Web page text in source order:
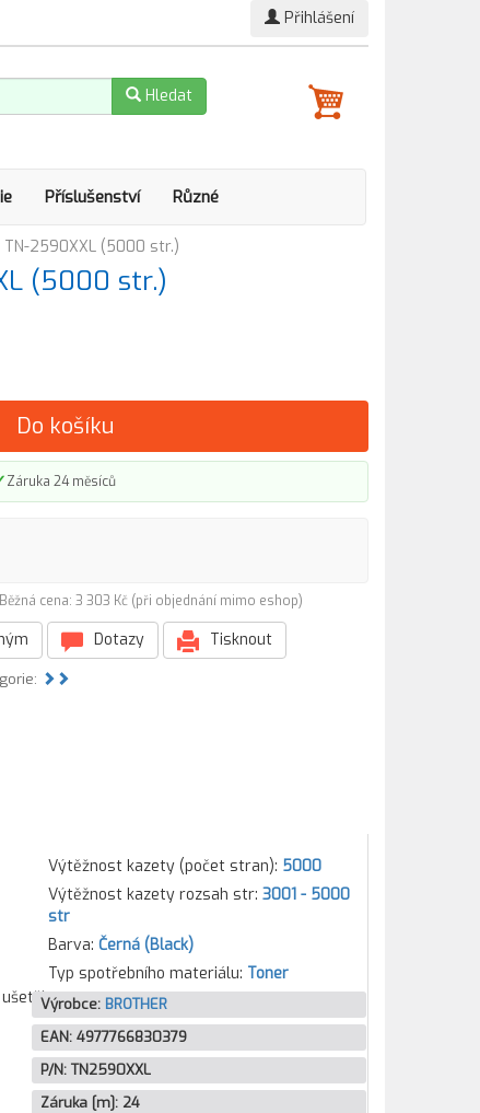
Přihlášení
Hledat
Příslušenství Různé
2590XXL (5000 str.)
(5000 str.)
Do košíku
Záruka 24 měsíců
Běžná cena: 3 303 Kč (při objednání mimo eshop)
Dotazy Tisknout
Výtěžnost kazety (počet stran): 5000
Výtěžnost kazety rozsah str: 3001 - 5000
str
Barva: Černá (Black)
Typ spotřebního materiálu: Toner
Výrobce: BROTHER
EAN: 4977766830379
P/N: TN2590XXL
Záruka [m]: 24